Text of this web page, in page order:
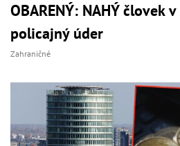
OBARENÝ: NAHÝ človek
policajný úder
Zahraničné